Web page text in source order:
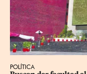
POLÍTICA